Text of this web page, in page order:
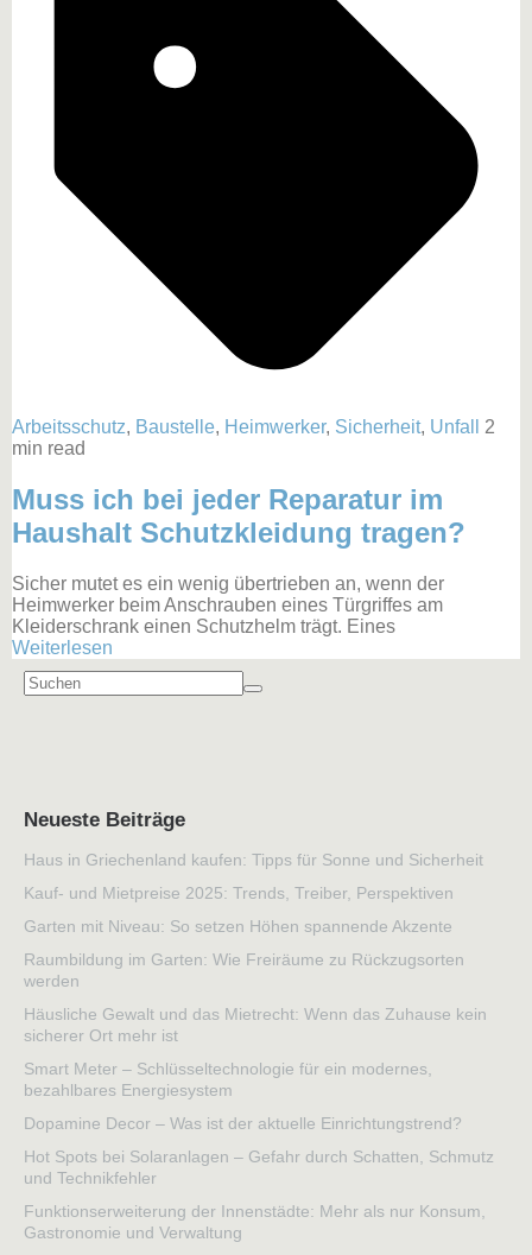
Arbeitsschutz, Baustelle, Heimwerker, Sicherheit, Unfall
2
min read
Muss ich bei jeder Reparatur im
Haushalt Schutzkleidung tragen?
Sicher mutet es ein wenig übertrieben an, wenn der
Heimwerker beim Anschrauben eines Türgriffes am
Kleiderschrank einen Schutzhelm trägt. Eines
Weiterlesen
Neueste Beiträge
Haus in Griechenland kaufen: Tipps für Sonne und Sicherheit
Kauf- und Mietpreise 2025: Trends, Treiber, Perspektiven
Garten mit Niveau: So setzen Höhen spannende Akzente
Raumbildung im Garten: Wie Freiräume zu Rückzugsorten
werden
Häusliche Gewalt und das Mietrecht: Wenn das Zuhause kein
sicherer Ort mehr ist
Smart Meter – Schlüsseltechnologie für ein modernes,
bezahlbares Energiesystem
Dopamine Decor – Was ist der aktuelle Einrichtungstrend?
Hot Spots bei Solaranlagen – Gefahr durch Schatten, Schmutz
und Technikfehler
Funktionserweiterung der Innenstädte: Mehr als nur Konsum,
Gastronomie und Verwaltung